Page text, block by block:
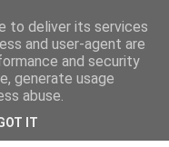
to deliver its services
and user-agent are
and security
generate usage
abuse.
IT